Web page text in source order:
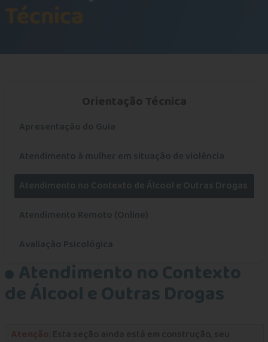
Contrato de prestação de serviços
Desligamento de Profissional e Lacre de
Atendimento no Contexto
de Álcool e Outras Drogas